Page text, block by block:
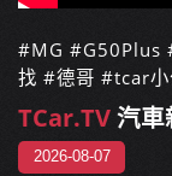
#MG #G50Plus
找 #德哥 #tcar
TCar.TV汽車
2026-08-07